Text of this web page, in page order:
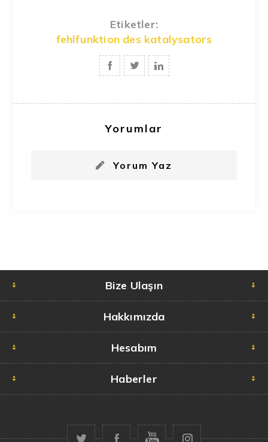
Etiketler:
fehlfunktion des katalysators
Yorumlar
Yorum Yaz
Bize Ulaşın
Hakkımızda
Hesabım
Haberler